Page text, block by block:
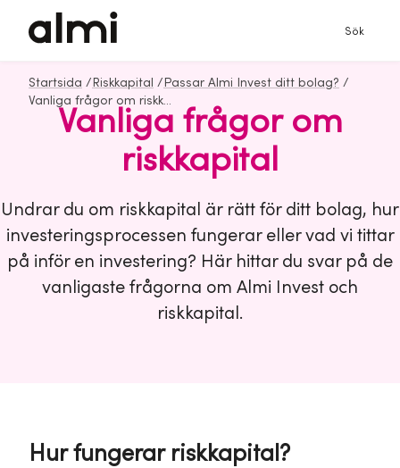
Sök
Startsida / Riskkapital / Passar Almi Invest ditt bolag? /
Vanliga frågor om riskkapital från Almi Invest
Vanliga frågor om
riskkapital
Undrar du om riskkapital är rätt för ditt bolag, hur
investeringsprocessen fungerar eller vad vi tittar
på inför en investering? Här hittar du svar på de
vanligaste frågorna om Almi Invest och
riskkapital.
Hur fungerar riskkapital?